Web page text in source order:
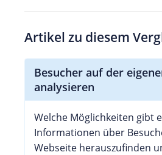
Artikel zu diesem
Besucher auf der
analysieren
Welche Möglichkeiten gibt
Informationen über
Webseite herauszufinden